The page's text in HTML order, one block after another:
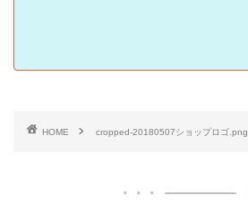
HOME cropped-20180507ショップロゴ.png